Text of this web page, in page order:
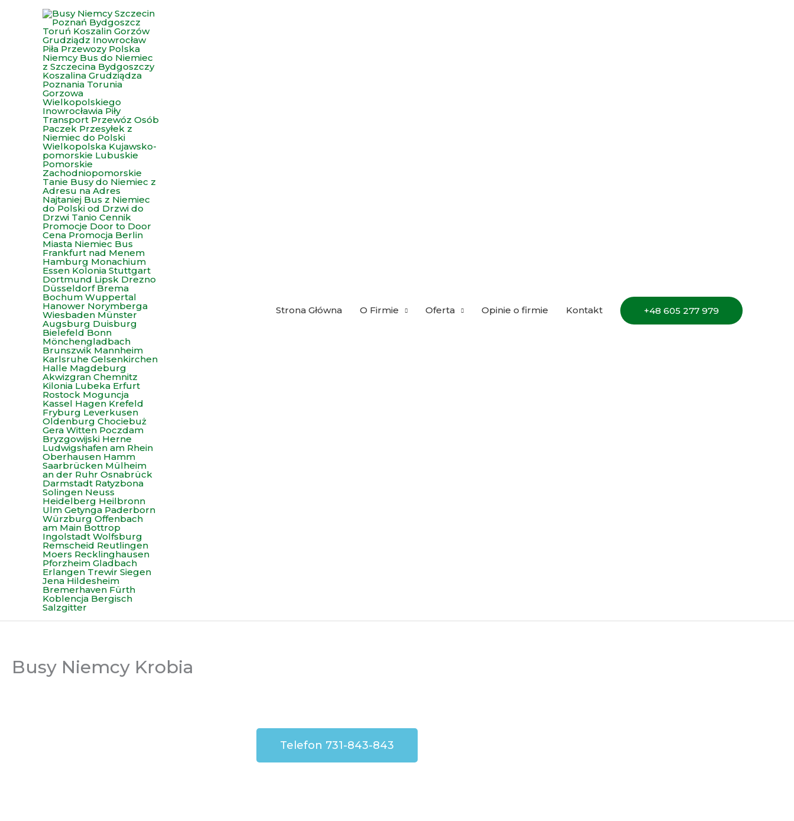
Strona Główna O Firmie Oferta Opinie o firmie Kontakt +48 605 277 979
Busy Niemcy Krobia
Telefon 731-843-843